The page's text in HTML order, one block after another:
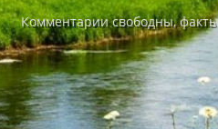
Комментарии свободны,